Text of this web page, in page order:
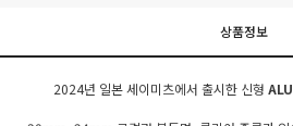
상품정보
2024년 일본 세이미츠에서 출시한 신형